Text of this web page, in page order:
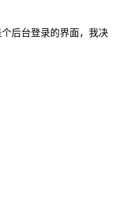
后台登录的界面，我决